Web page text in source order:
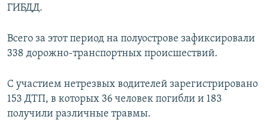
ГИБДД.
Всего за этот период на полуострове зафиксировали
338 дорожно-транспортных происшествий.
С участием нетрезвых водителей зарегистрировано
153 ДТП, в которых 36 человек погибли и 183
получили различные травмы.